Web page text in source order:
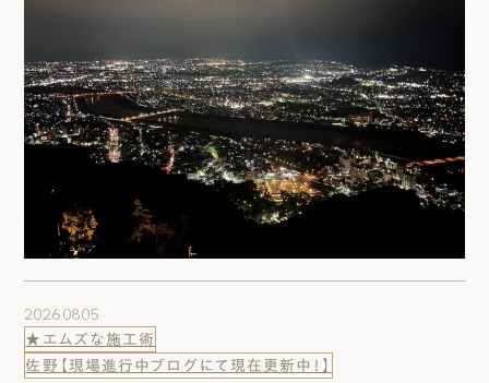
2026.08.05
★エムズな施工術
佐野【現場進行中ブログにて現在更新中！】